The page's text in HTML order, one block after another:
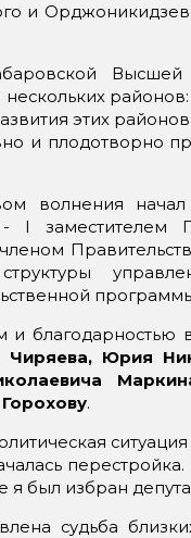
и
этих
и плодотворно
волнения начал
I заместителем
членом
структуры
благодарностью
Чиряева, Юрия
.
я был избран
судьба